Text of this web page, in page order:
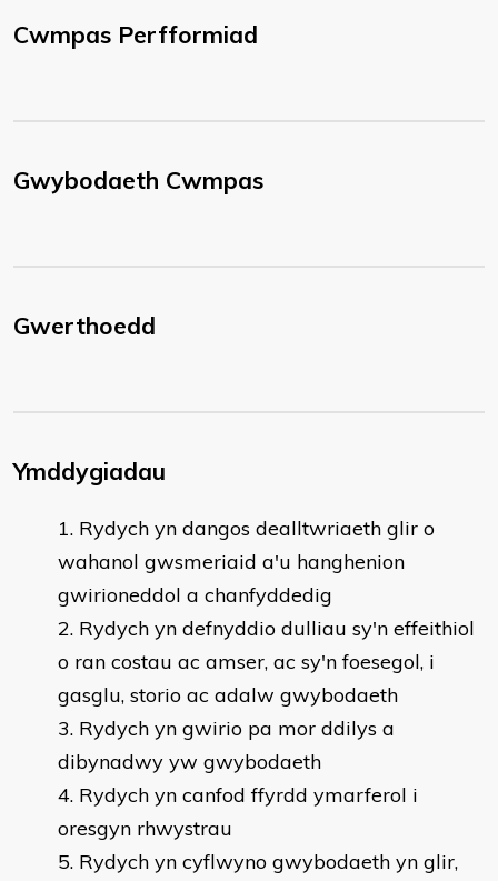
Cwmpas Perfformiad
Gwybodaeth Cwmpas
Gwerthoedd
Ymddygiadau
Rydych yn dangos dealltwriaeth glir o
wahanol gwsmeriaid a'u hanghenion
gwirioneddol a chanfyddedig
Rydych yn defnyddio dulliau sy'n effeithiol
o ran costau ac amser, ac sy'n foesegol, i
gasglu, storio ac adalw gwybodaeth
Rydych yn gwirio pa mor ddilys a
dibynadwy yw gwybodaeth
Rydych yn canfod ffyrdd ymarferol i
oresgyn rhwystrau
Rydych yn cyflwyno gwybodaeth yn glir,